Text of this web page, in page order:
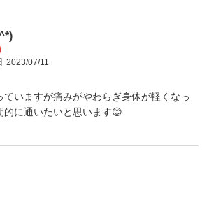
2023/07/11
ていますが痛みがやわらぎ身体が軽くなっ
的に通いたいと思います😊